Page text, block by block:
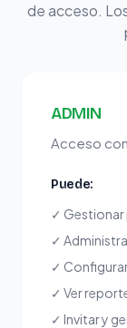
de acceso.
ADMIN
Acceso
Puede:
✓
✓
✓
✓ Ver
✓ Invitar y